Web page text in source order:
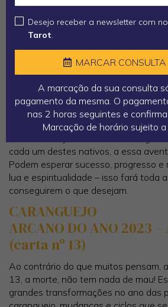
os afetos, os sentimentos são o
excelência desta personalidade. A
material ressalta neste Elemento. Os
intuição. Precisam de sentir as
apresentam uma resposta aos
emocional.
CARANGUEJO, ESCORPIÃO E
Os nativos do signo de água irão
cada um destes nativos, a essa
Podem esperar sucesso, progresso
lua e espiritualidade – isso fará toda
conseguirem o que desejam.
CARANGUEJO
ARCANO DO ANO 2023 –
(carta nº 13)
Ao contrário do que muitos pensam,
13, a morte, não tem nada de mau!
grandes transformações no ano das
Desejo receber a newsletter com
Tarot.
MARCAR
A marcação da sua consulta
pagamento da mesma. O
nas 2 horas seguintes e
Marcação de horário sujeito